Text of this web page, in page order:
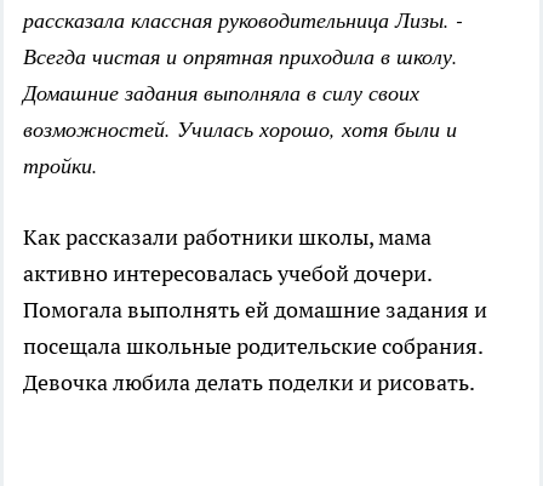
рассказала классная руководительница Лизы. -
Всегда чистая и опрятная приходила в школу.
Домашние задания выполняла в силу своих
возможностей. Училась хорошо, хотя были и
тройки.
Как рассказали работники школы, мама
активно интересовалась учебой дочери.
Помогала выполнять ей домашние задания и
посещала школьные родительские собрания.
Девочка любила делать поделки и рисовать.